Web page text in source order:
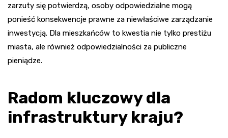
zarzuty się potwierdzą, osoby odpowiedzialne mogą
ponieść konsekwencje prawne za niewłaściwe zarządzanie
inwestycją. Dla mieszkańców to kwestia nie tylko prestiżu
miasta, ale również odpowiedzialności za publiczne
pieniądze.
Radom kluczowy dla
infrastruktury kraju?